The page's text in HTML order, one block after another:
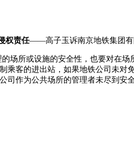
权责任——高子玉诉南京地铁集团有
场所或设施的安全性，也要对在场
乘客的进出站，如果地铁公司未对
司作为公共场所的管理者未尽到安